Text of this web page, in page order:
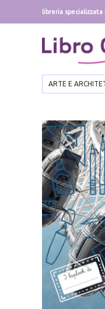
libreria
ARTE E